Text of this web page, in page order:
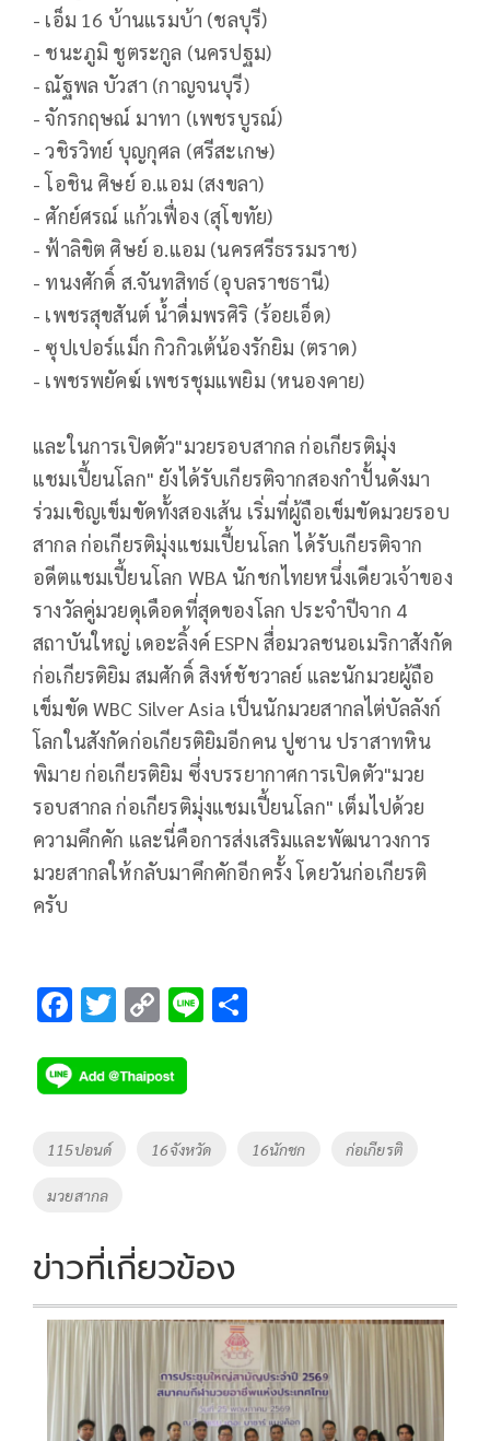
- เอ็ม 16 บ้านแรมบ้า (ชลบุรี)
- ชนะภูมิ ชูตระกูล (นครปฐม)
- ณัฐพล บัวสา (กาญจนบุรี)
- จักรกฤษณ์ มาทา (เพชรบูรณ์)
- วชิรวิทย์ บุญกุศล (ศรีสะเกษ)
- โอชิน ศิษย์ อ.แอม (สงขลา)
- ศักย์ศรณ์ แก้วเฟื่อง (สุโขทัย)
- ฟ้าลิขิต ศิษย์ อ.แอม (นครศรีธรรมราช)
- ทนงศักดิ์ ส.จันทสิทธ์ (อุบลราชธานี)
- เพชรสุขสันต์ น้ำดื่มพรศิริ (ร้อยเอ็ด)
- ซุปเปอร์แม็ก กิวกิวเต้น้องรักยิม (ตราด)
- เพชรพยัคฆ์ เพชรชุมแพยิม (หนองคาย)
และในการเปิดตัว"มวยรอบสากล ก่อเกียรติมุ่ง
แชมเปี้ยนโลก" ยังได้รับเกียรติจากสองกำปั้นดังมา
ร่วมเชิญเข็มขัดทั้งสองเส้น เริ่มที่ผู้ถือเข็มขัดมวยรอบ
สากล ก่อเกียรติมุ่งแชมเปี้ยนโลก ได้รับเกียรติจาก
อดีตแชมเปี้ยนโลก WBA นักชกไทยหนึ่งเดียวเจ้าของ
รางวัลคู่มวยดุเดือดที่สุดของโลก ประจำปีจาก 4
สถาบันใหญ่ เดอะลิ้งค์ ESPN สื่อมวลชนอเมริกาสังกัด
ก่อเกียรติยิม สมศักดิ์ สิงห์ชัชวาลย์ และนักมวยผู้ถือ
เข็มขัด WBC Silver Asia เป็นนักมวยสากลไต่บัลลังก์
โลกในสังกัดก่อเกียรติยิมอีกคน ปูซาน ปราสาทหิน
พิมาย ก่อเกียรติยิม ซึ่งบรรยากาศการเปิดตัว"มวย
รอบสากล ก่อเกียรติมุ่งแชมเปี้ยนโลก" เต็มไปด้วย
ความคึกคัก และนี่คือการส่งเสริมและพัฒนาวงการ
มวยสากลให้กลับมาคึกคักอีกครั้ง โดยวันก่อเกียรติ
ครับ
F
e
b
o
k
T
tt
er
C
p
y
Li
Li
Tags
115ปอนด์ 16จังหวัด 16นักชก ก่อเกียรติ
มวยสากล
ข่าวที่เกี่ยวข้อง